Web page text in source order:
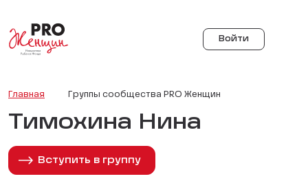
Войти
Главная Группы сообщества PRO Женщин
Тимохина Нина
Вступить в группу